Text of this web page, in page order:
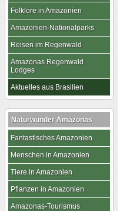
Folklore in Amazonien
Amazonien-Nationalparks
Reisen im Regenwald
Amazonas Regenwald
Lodges
Aktuelles aus Brasilien
Naturwunder Amazonas
Fantastisches Amazonien
Menschen in Amazonien
Tiere in Amazonien
Pflanzen in Amazonien
Amazonas-Tourismus